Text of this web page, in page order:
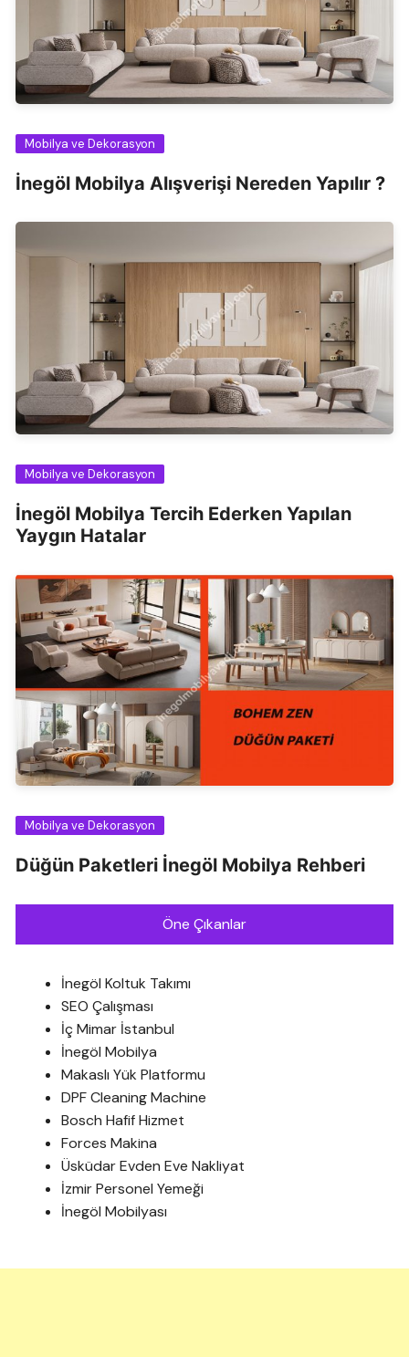
Mobilya ve Dekorasyon
İnegöl Mobilya Alışverişi Nereden Yapılır ?
Mobilya ve Dekorasyon
İnegöl Mobilya Tercih Ederken Yapılan
Yaygın Hatalar
Mobilya ve Dekorasyon
Düğün Paketleri İnegöl Mobilya Rehberi
Öne Çıkanlar
İnegöl Koltuk Takımı
SEO Çalışması
İç Mimar İstanbul
İnegöl Mobilya
Makaslı Yük Platformu
DPF Cleaning Machine
Bosch Hafif Hizmet
Forces Makina
Üsküdar Evden Eve Nakliyat
İzmir Personel Yemeği
İnegöl Mobilyası